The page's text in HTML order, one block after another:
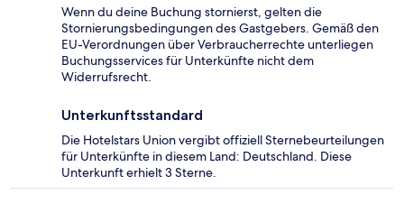
Wenn du deine Buchung stornierst, gelten die
Stornierungsbedingungen des Gastgebers. Gemäß den
EU-Verordnungen über Verbraucherrechte unterliegen
Buchungsservices für Unterkünfte nicht dem
Widerrufsrecht.
Unterkunftsstandard
Die Hotelstars Union vergibt offiziell Sternebeurteilungen
für Unterkünfte in diesem Land: Deutschland. Diese
Unterkunft erhielt 3 Sterne.